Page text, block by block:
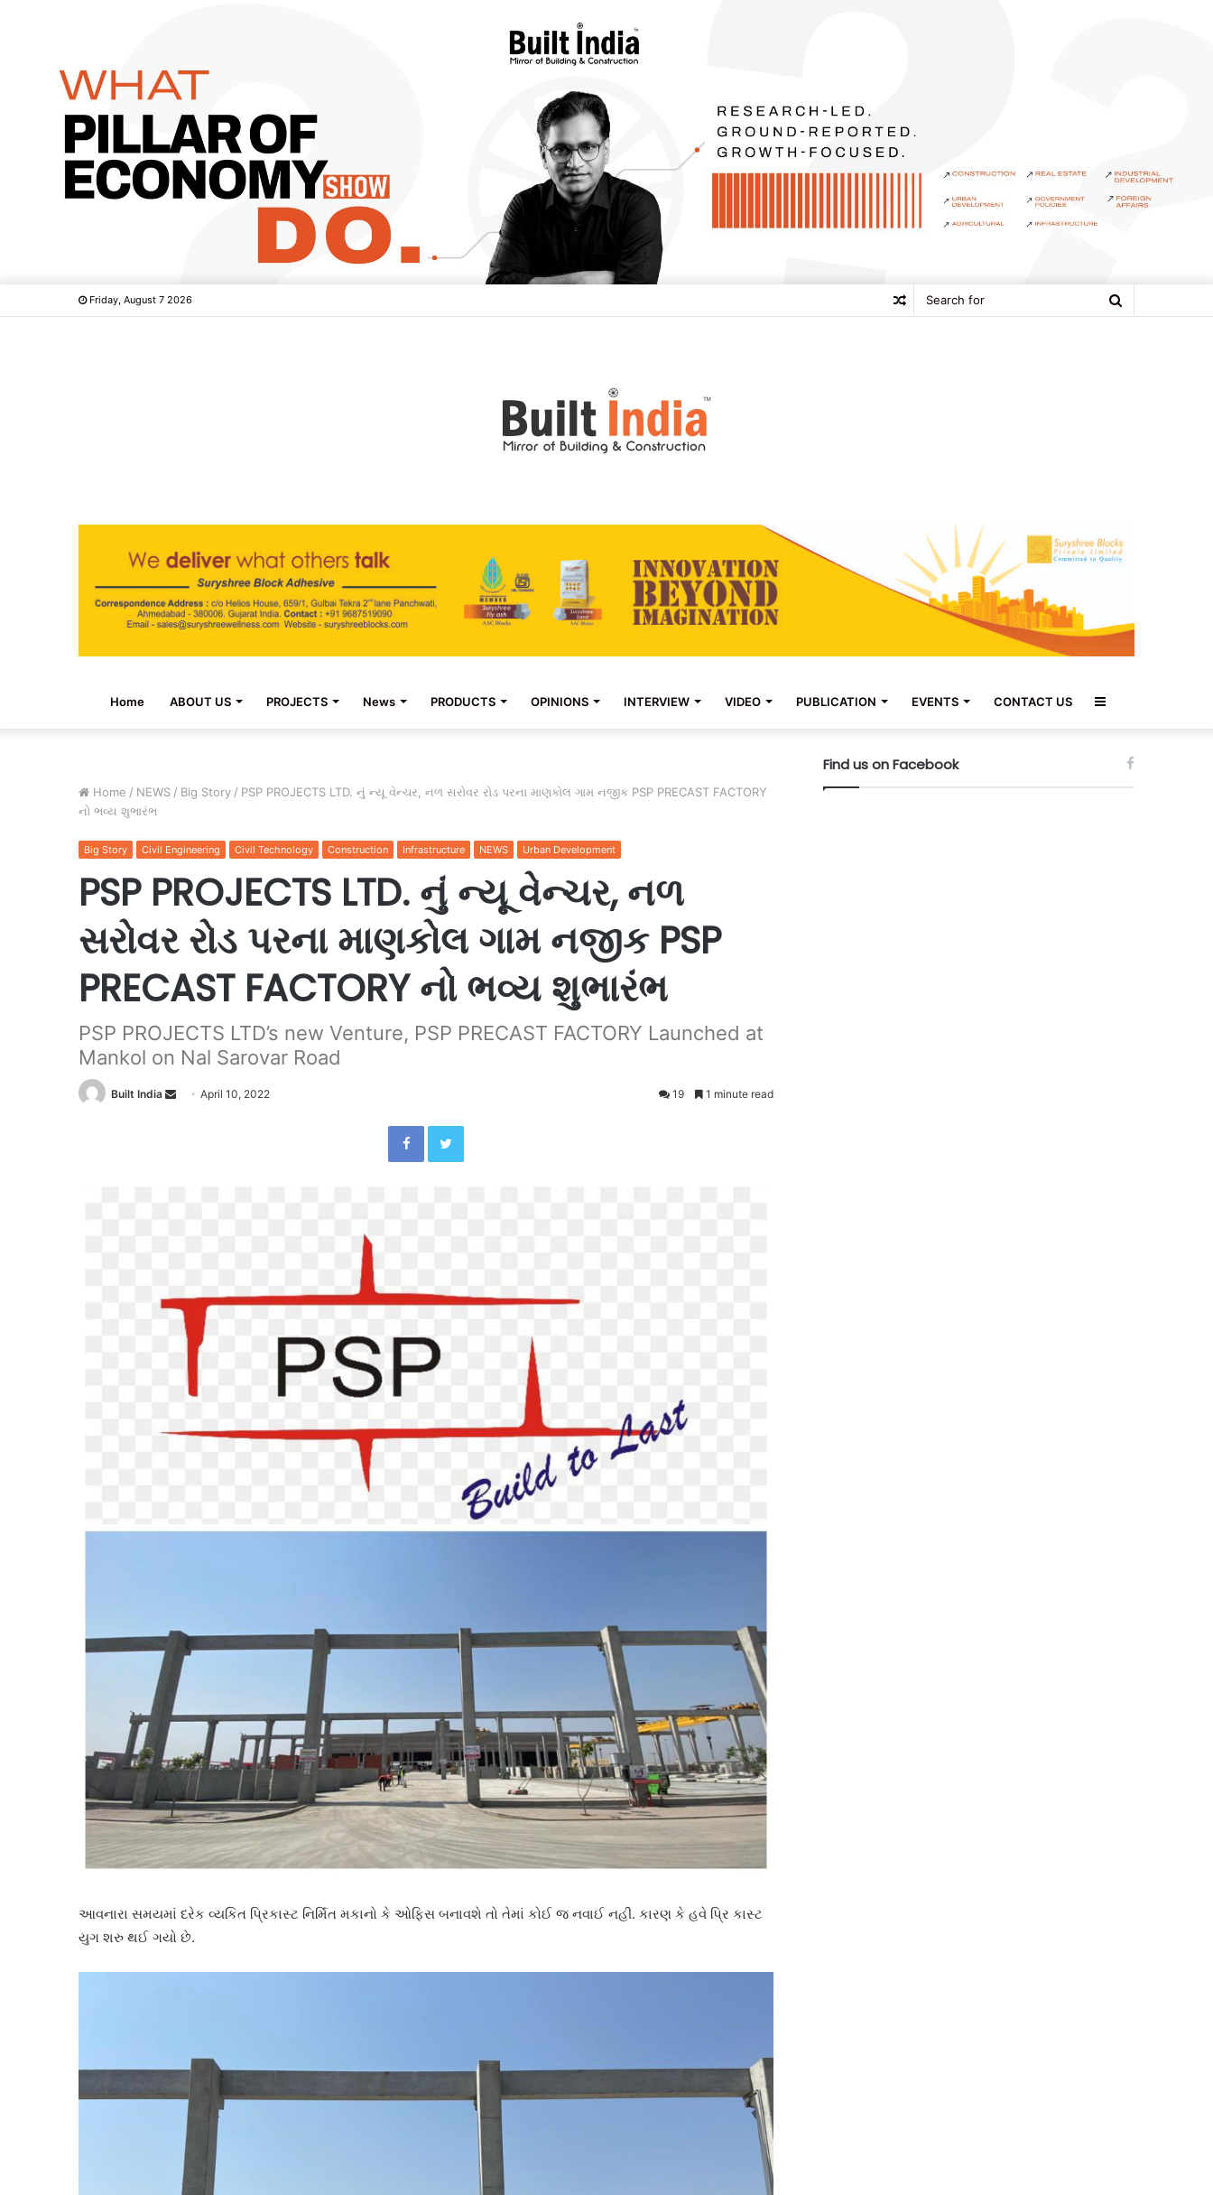
Friday, August 7 2026 Random
Home ABOUT US PROJECTS News PRODUCTS OPINIONS INTERVIEW VIDEO PUBLICATION EVENTS CONTACT US Sidebar
Home / NEWS / Big Story / PSP PROJECTS LTD. નું ન્યૂ વેન્ચર, નળ સરોવર રોડ પરના માણકોલ ગામ નજીક PSP PRECAST FACTORY
નો ભવ્ય શુભારંભ
Big Story Civil Engineering Civil Technology Construction Infrastructure NEWS Urban Development
PSP PROJECTS LTD. નું ન્યૂ વેન્ચર, નળ
સરોવર રોડ પરના માણકોલ ગામ નજીક PSP
PRECAST FACTORY નો ભવ્ય શુભારંભ
PSP PROJECTS LTD’s new Venture, PSP PRECAST FACTORY Launched at
Mankol on Nal Sarovar Road
Built India
SendApril 10, 2022 19 1 minute read
FacebookTwitter
આવનારા સમયમાં દરેક વ્યકિત પ્રિકાસ્ટ નિર્મિત મકાનો કે ઓફિસ બનાવશે તો તેમાં કોઈ જ નવાઈ નહી. કારણ કે હવે પ્રિ કાસ્ટ
યુગ શરુ થઈ ગયો છે.
Find us on Facebook